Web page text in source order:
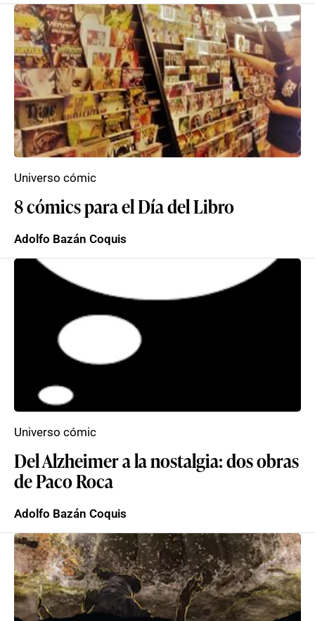
8 cómics para el Día del Libro
Universo cómic
Adolfo Bazán Coquis
Del Alzheimer a la nostalgia: dos obras
de Paco Roca
Universo cómic
Adolfo Bazán Coquis